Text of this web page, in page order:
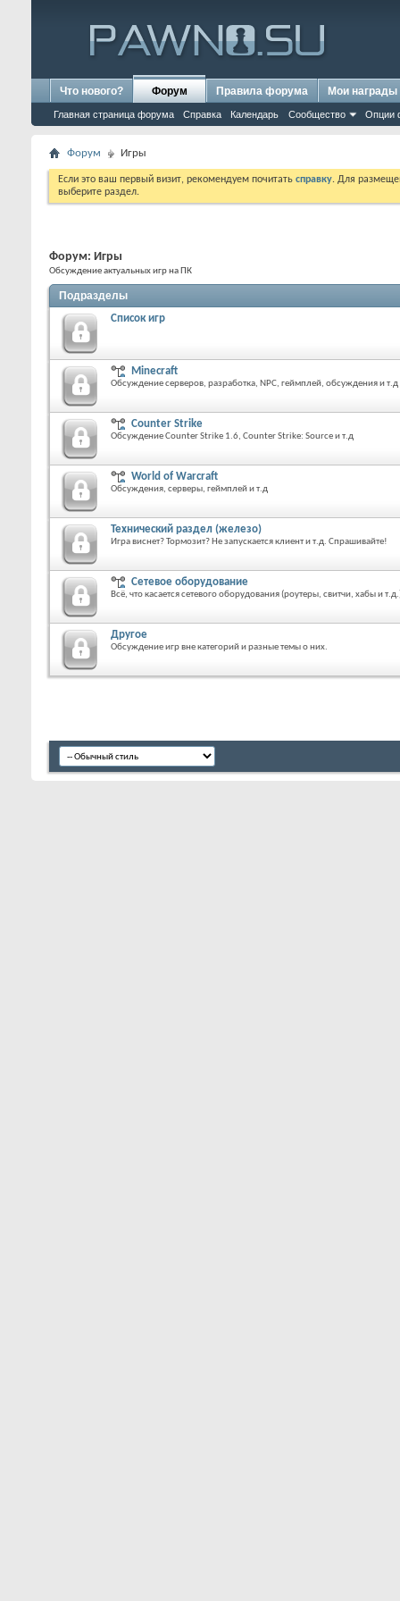
Что нового? Форум
Главная страница форума Справка Календарь Сообщество Опции
Правила форума Мои награды
Форум Игры
Если это ваш первый визит, рекомендуем почитать справку. Для
выберите раздел.
Форум: Игры
Обсуждение актуальных игр на ПК
Подразделы
Список игр
Minecraft
Обсуждение серверов, разработка, NPC, геймплей, обсуждения и т.д
Counter Strike
Обсуждение Counter Strike 1.6, Counter Strike: Source и т.д
World of Warcraft
Обсуждения, серверы, геймплей и т.д
Технический раздел (железо)
Игра виснет? Тормозит? Не запускается клиент и т.д. Спрашивайте!
Сетевое оборудование
Всё, что касается сетевого оборудования (роутеры, свитчи, хабы и
Другое
Обсуждение игр вне категорий и разные темы о них.